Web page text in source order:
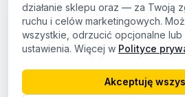
działanie sklepu oraz — za Twoją
ruchu i celów marketingowych.
wszystkie, odrzucić opcjonalne lub
ustawienia. Więcej w Polityce
Akceptuję